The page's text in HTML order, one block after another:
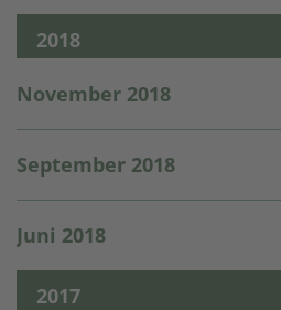
2018
November 2018
September 2018
Juni 2018
2017